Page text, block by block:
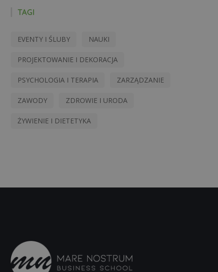
TAGI
EVENTY I ŚLUBY NAUKI
PROJEKTOWANIE I DEKORACJA
PSYCHOLOGIA I TERAPIA ZARZĄDZANIE
ZAWODY ZDROWIE I URODA
ŻYWIENIE I DIETETYKA